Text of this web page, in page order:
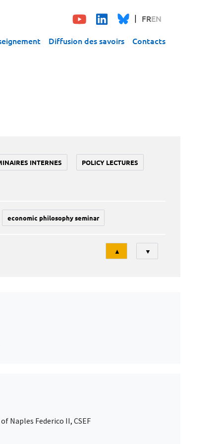
FREN
Diffusion des savoirs Contacts
INTERNES POLICY LECTURES
economic philosophy seminar
Tri
▲ ▼
Naples Federico II, CSEF